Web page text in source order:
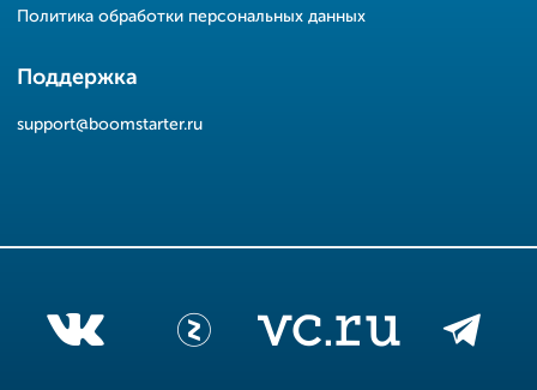
Политика обработки персональных данных
Поддержка
support@boomstarter.ru